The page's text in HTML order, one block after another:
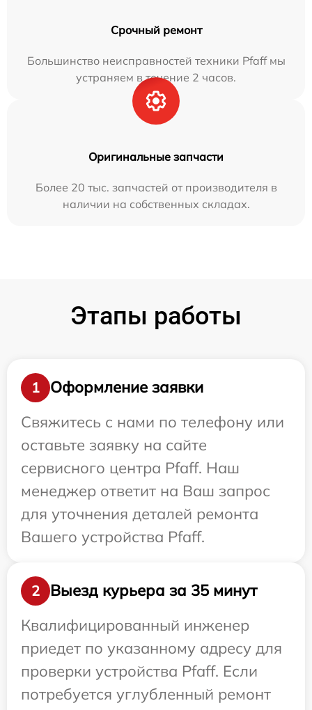
Срочный ремонт
Большинство неисправностей техники Pfaff мы
устраняем в течение 2 часов.
Оригинальные запчасти
Более 20 тыс. запчастей от производителя в
наличии на собственных складах.
Этапы работы
1
Оформление заявки
Свяжитесь с нами по телефону или
оставьте заявку на сайте
сервисного центра Pfaff. Наш
менеджер ответит на Ваш запрос
для уточнения деталей ремонта
Вашего устройства Pfaff.
2
Выезд курьера за 35 минут
Квалифицированный инженер
приедет по указанному адресу для
проверки устройства Pfaff. Если
потребуется углубленный ремонт